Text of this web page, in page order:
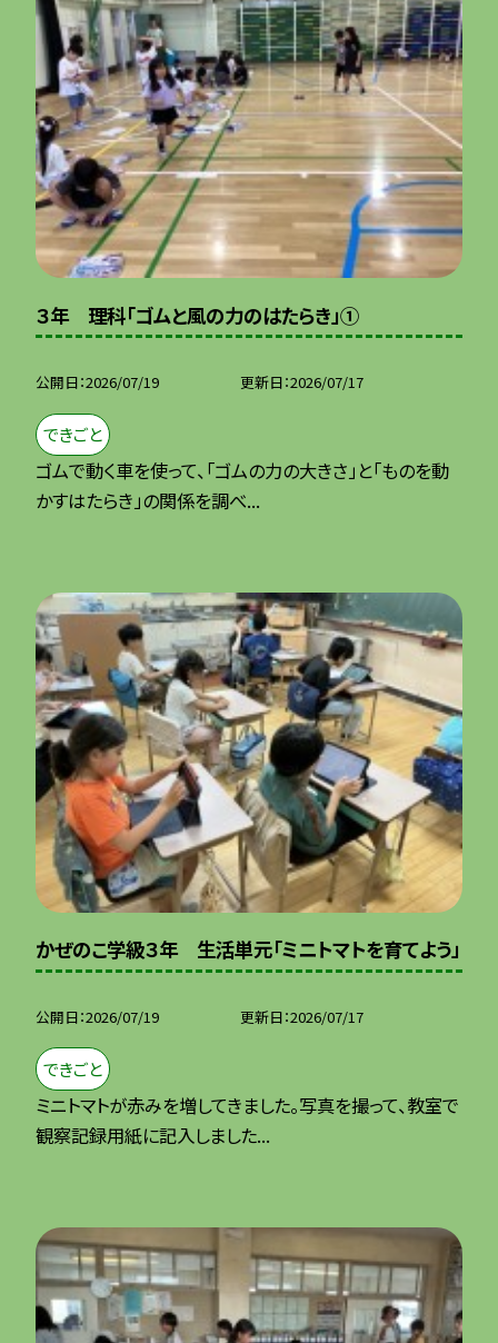
３年 理科「ゴムと風の力のはたらき」①
公開日 2026/07/19 更新日 2026/07/17
できごと
ゴムで動く車を使って、「ゴムの力の大きさ」と「ものを動
かすはたらき」の関係を調べ...
かぜのこ学級３年 生活単元「ミニトマトを育てよう」
公開日 2026/07/19 更新日 2026/07/17
できごと
ミニトマトが赤みを増してきました。写真を撮って、教室で
観察記録用紙に記入しました...